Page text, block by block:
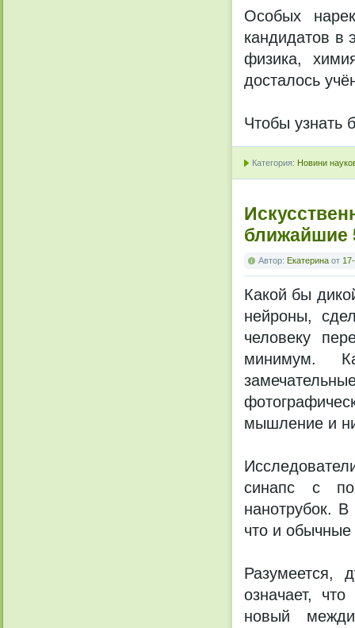
Особых
кандидатов в
физика,
досталось
Чтобы узнать
Категория: Новини
ближайшие
Автор: Екатерина от
Какой бы
нейроны,
человеку
минимум.
мышление и
синапс с
нанотрубок.
что и обычные
Разумеется,
означает,
новый